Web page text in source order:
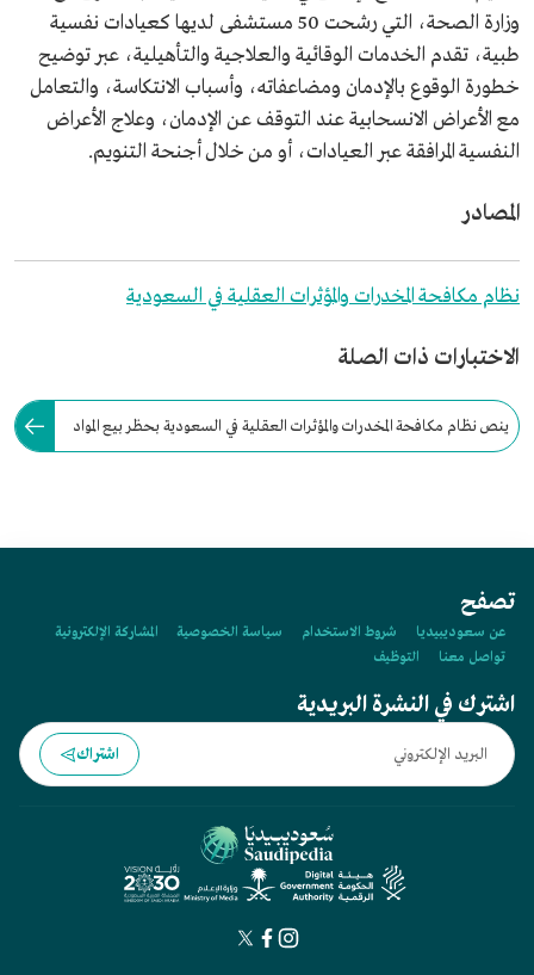
وزارة الصحة، التي رشحت 50 مستشفى لديها كعيادات نفسية
طبية، تقدم الخدمات الوقائية والعلاجية والتأهيلية، عبر توضيح
خطورة الوقوع بالإدمان ومضاعفاته، وأسباب الانتكاسة، والتعامل
مع الأعراض الانسحابية عند التوقف عن الإدمان، وعلاج الأعراض
النفسية المرافقة عبر العيادات، أو من خلال أجنحة التنويم.
المصادر
نظام مكافحة المخدرات والمؤثرات العقلية في السعودية
الاختبارات ذات الصلة
ينص نظام مكافحة المخدرات والمؤثرات العقلية في السعودية بحظر بيع المواد
تصفح
عن سعوديبيديا شروط الاستخدام سياسة الخصوصية
المشاركة الإلكترونية
تواصل معنا
التوظيف
اشترك في النشرة البريدية
اشتراك